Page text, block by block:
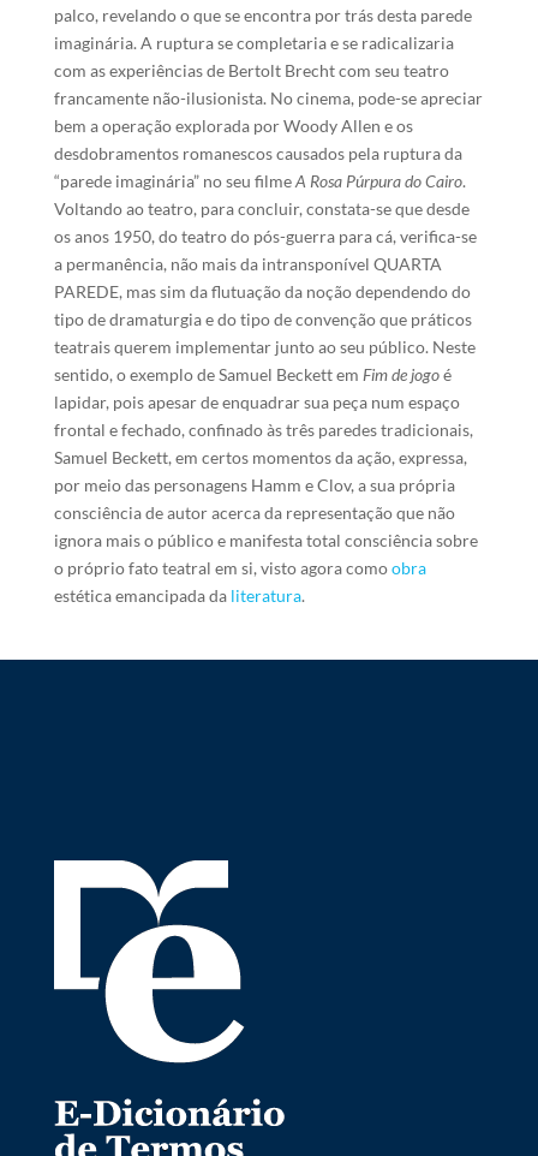
palco, revelando o que se encontra por trás desta parede
imaginária. A ruptura se completaria e se radicalizaria
com as experiências de Bertolt Brecht com seu teatro
francamente não-ilusionista. No cinema, pode-se apreciar
bem a operação explorada por Woody Allen e os
desdobramentos romanescos causados pela ruptura da
“parede imaginária” no seu filmeA Rosa Púrpura do Cairo.
Voltando ao teatro, para concluir, constata-se que desde
os anos 1950, do teatro do pós-guerra para cá, verifica-se
a permanência, não mais da intransponível QUARTA
PAREDE, mas sim da flutuação da noção dependendo do
tipo de dramaturgia e do tipo de convenção que práticos
teatrais querem implementar junto ao seu público. Neste
sentido, o exemplo de Samuel Beckett em Fim de jogoé
lapidar, pois apesar de enquadrar sua peça num espaço
frontal e fechado, confinado às três paredes tradicionais,
Samuel Beckett, em certos momentos da ação, expressa,
por meio das personagens Hamm e Clov, a sua própria
consciência de autor acerca da representação que não
ignora mais o público e manifesta total consciência sobre
o próprio fato teatral em si, visto agora comoobra
estética emancipada da literatura.